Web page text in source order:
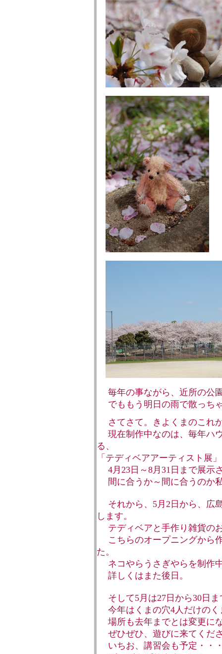
毎年の事ながら、近所の公
でももう明日の雨で散っち
さてさて。きよくまのこれ
現在制作中なのは、毎年ハ
る、
「テディベアアーティスト展
4月23日～8月31日まで展示
間に合うか～間に合うのか
それから、5月2日から、広
します。
テディベアと手作り雑貨の
こちらのオープニングから
た。
ネコやらうさぎやらを制作
詳しくはまた後日。
そして5月は27日から30日ま
今年はくまの穴4人だけのく
場所も去年までとは変更に
ぜひぜひ、遊びに来てくだ
いちお、講習会も予定・・